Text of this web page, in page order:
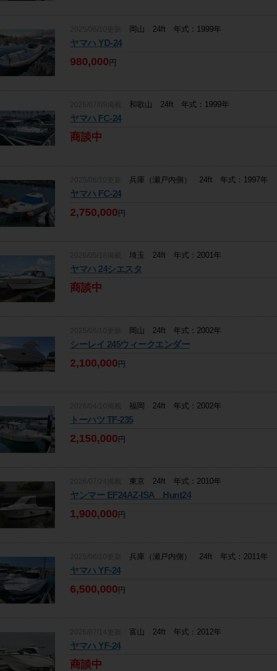
岡山 24ft 年式：1999年
ヤマハ YD-24
980,000円
和歌山 24ft 年式：1999年
ヤマハ FC-24
商談中
兵庫（瀬戸内側） 24ft 年式：1997年
ヤマハ FC-24
2,750,000円
埼玉 24ft 年式：2001年
ヤマハ 24シエスタ
商談中
岡山 24ft 年式：2002年
シーレイ 245ウィークエンダー
2,100,000円
福岡 24ft 年式：2002年
トーハツ TF-235
2,150,000円
東京 24ft 年式：2010年
ヤンマー EF24AZ-ISA Hunt24
1,900,000円
兵庫（瀬戸内側） 24ft 年式：2011年
ヤマハ YF-24
6,500,000円
富山 24ft 年式：2012年
ヤマハ YF-24
商談中